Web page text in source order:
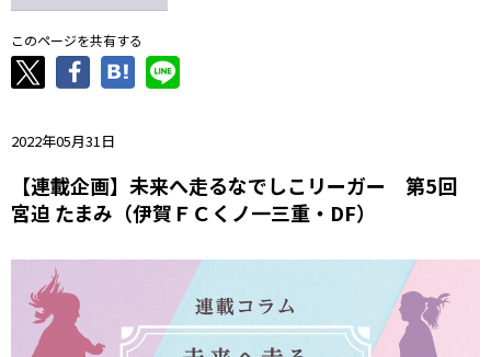
このページを共有する
2022年05月31日
【連載企画】未来へ走るなでしこリーガー 第5回
宮迫 たまみ（伊賀ＦＣくノ一三重・DF）